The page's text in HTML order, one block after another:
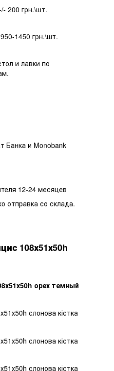
200 грн.\шт.
1450 грн.\шт.
и лавки по
Банка и Monobank
12-24 месяцев
отправка со склада.
108х51х50h
орех темный